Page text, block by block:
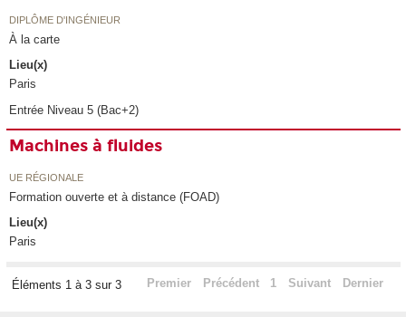
DIPLÔME D'INGÉNIEUR
À la carte
Lieu(x)
Paris
Entrée Niveau 5 (Bac+2)
Machines à fluides
UE RÉGIONALE
Formation ouverte et à distance (FOAD)
Lieu(x)
Paris
Éléments 1 à 3 sur 3 Premier Précédent 1 Suivant Dernier